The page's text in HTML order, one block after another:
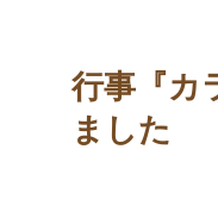
行事『カ
ました